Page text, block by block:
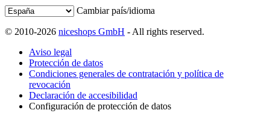
Cambiar país/idioma
© 2010-2026 niceshops GmbH - All rights reserved.
Aviso legal
Protección de datos
Condiciones generales de contratación y política de
revocación
Declaración de accesibilidad
Configuración de protección de datos